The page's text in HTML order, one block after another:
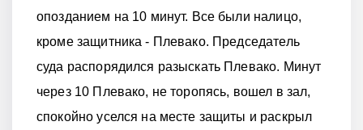
опозданием на 10 минут. Все были налицо,
кроме защитника - Плевако. Председатель
суда распорядился разыскать Плевако. Минут
через 10 Плевако, не торопясь, вошел в зал,
спокойно уселся на месте защиты и раскрыл